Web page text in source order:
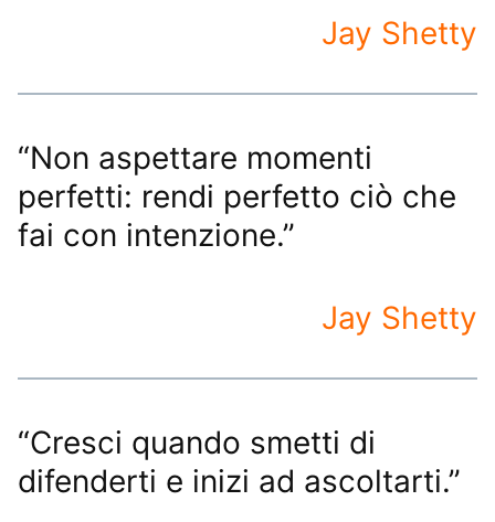
Jay Shetty
“Non aspettare momenti
perfetti: rendi perfetto ciò che
fai con intenzione.”
Jay Shetty
“Cresci quando smetti di
difenderti e inizi ad ascoltarti.”